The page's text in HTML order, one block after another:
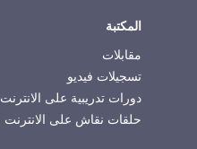
المكتبة
مقابلات
تسجيلات فيديو
دورات تدريبية على الانترنت
حلقات نقاش على الانترنت